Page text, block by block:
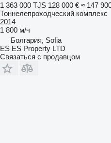
1 363 000 TJS 128 000 € ≈ 147
Тоннелепроходческий комплекс
2014
1 800 м/ч
Болгария, Sofia
ES ES Property LTD
Связаться с продавцом